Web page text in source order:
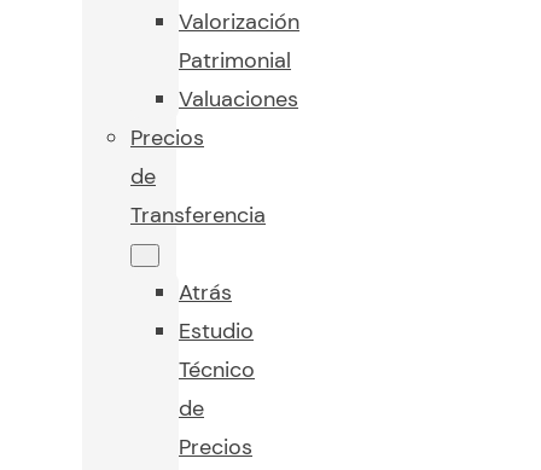
Valorización
Patrimonial
Valuaciones
Precios
de
Transferencia
Atrás
Estudio
Técnico
de
Precios